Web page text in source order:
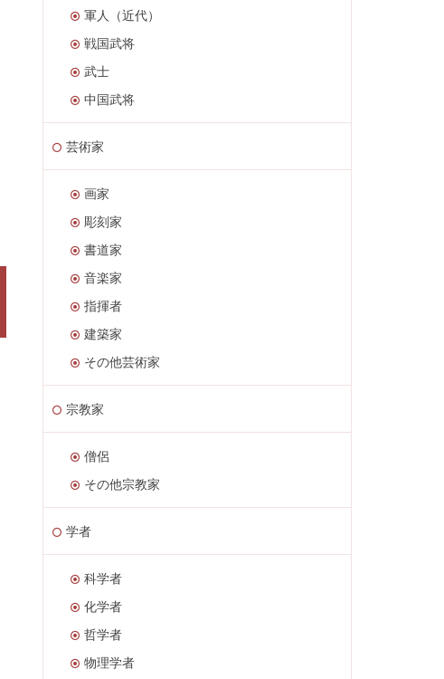
軍人（近代）
戦国武将
武士
中国武将
芸術家
画家
彫刻家
書道家
音楽家
指揮者
建築家
その他芸術家
宗教家
僧侶
その他宗教家
学者
科学者
化学者
哲学者
物理学者